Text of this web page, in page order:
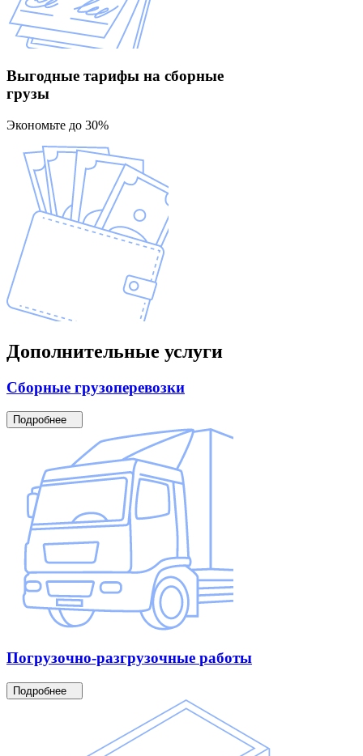
Выгодные тарифы на сборные
грузы
Экономьте до 30%
Дополнительные услуги
Сборные грузоперевозки
Подробнее
Погрузочно-разгрузочные работы
Подробнее